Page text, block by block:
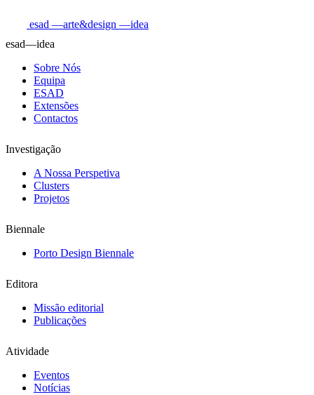
esad —arte&design —idea
esad—idea
Sobre Nós
Equipa
ESAD
Extensões
Contactos
Investigação
A Nossa Perspetiva
Clusters
Projetos
Biennale
Porto Design Biennale
Editora
Missão editorial
Publicações
Atividade
Eventos
Notícias